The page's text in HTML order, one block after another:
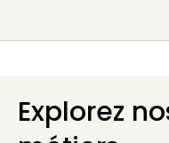
Explorez